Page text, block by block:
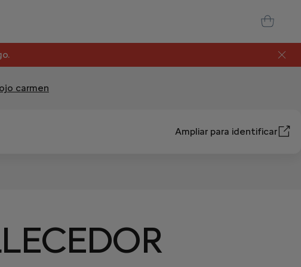
carmen
Ampliar para identificar